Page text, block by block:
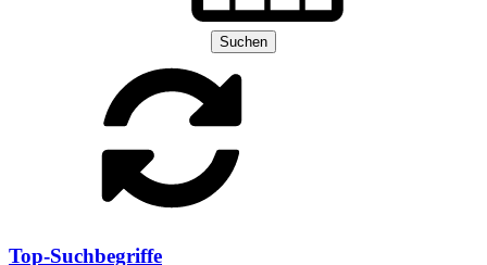
Suchen
Top-Suchbegriffe